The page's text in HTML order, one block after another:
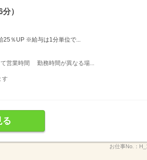
）
％UP ※給与は1分単位で...
営業時間 勤務時間が異なる場...
す
る
お仕事No.：